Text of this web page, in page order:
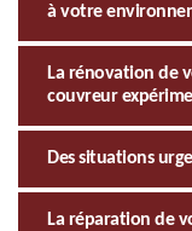
à votre
La rénovation de
couvreur
Des situations
La réparation de